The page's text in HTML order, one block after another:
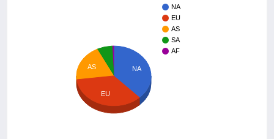
NA
EU
AS
SA
AF
NA
AS
EU